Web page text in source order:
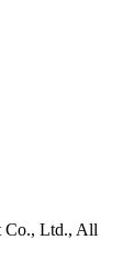
Co., Ltd., All